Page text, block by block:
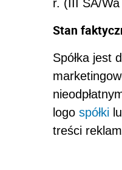
r. (III SA/
Stan
Spółka jest
logo spółki
treści